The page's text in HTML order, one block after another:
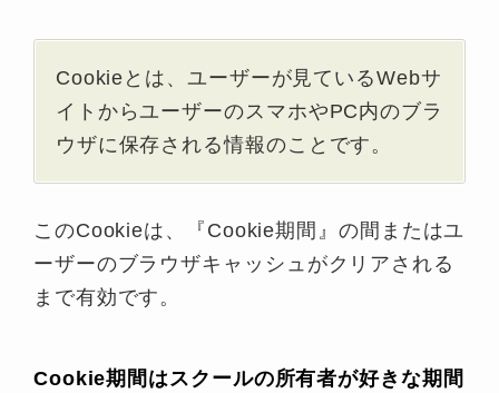
⑤チェック欄にチェック
⑥Importをクリック
①Payout Detalisを開き、②
の欄にPayPalのメールアドレスを入力
③Saveを押して
Cookieとは、ユーザーが見ているWebサ
イトからユーザーのスマホやPC内のブラ
ウザに保存される情報のことです。
このCookieは、『Cookie期間』の間またはユ
ーザーのブラウザキャッシュがクリアされる
まで有効です。
Cookie期間はスクールの所有者が好きな期間